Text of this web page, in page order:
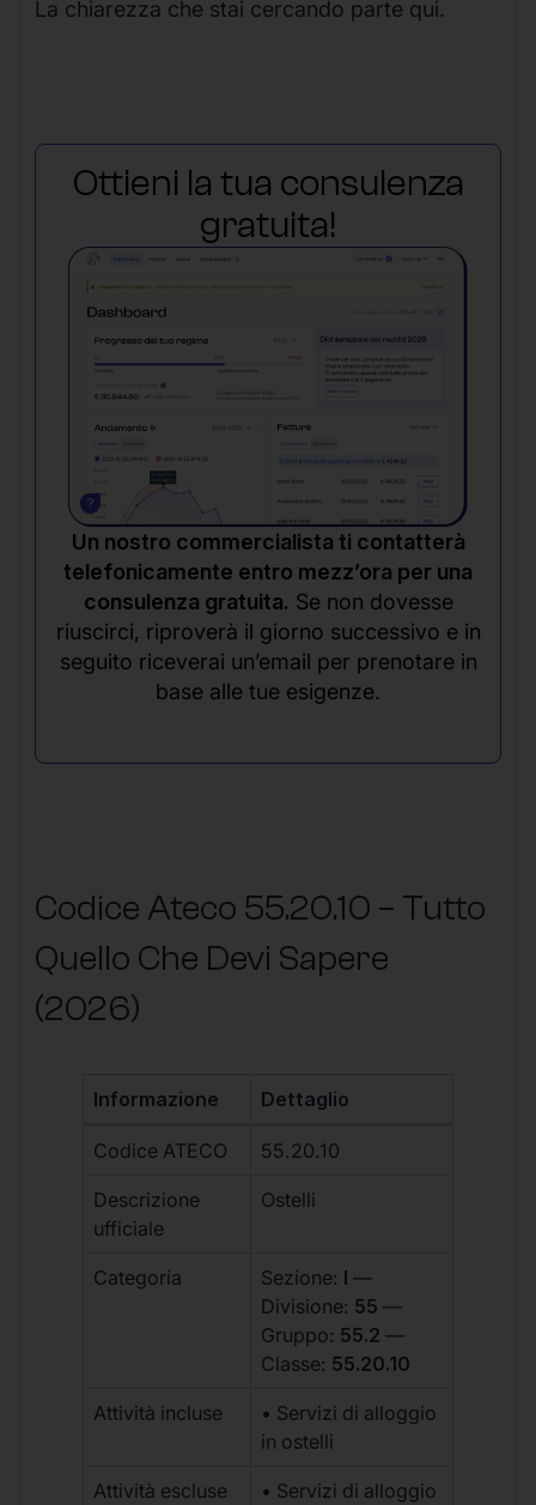
La chiarezza che stai cercando parte qui.
Ottieni la tua consulenza
gratuita!
Un nostro commercialista ti contatterà
telefonicamente entro mezz’ora per una
consulenza gratuita. Se non dovesse
riuscirci, riproverà il giorno successivo e in
seguito riceverai un’email per prenotare in
base alle tue esigenze.
Codice Ateco 55.20.10 – Tutto
Quello Che Devi Sapere
(2026)
Informazione Dettaglio
Codice ATECO 55.20.10
Descrizione
ufficiale
Ostelli
Categoria Sezione: I —
Divisione: 55 —
Gruppo: 55.2 —
Classe: 55.20.10
Attività incluse
• Servizi di alloggio
in ostelli
Attività escluse
• Servizi di alloggio